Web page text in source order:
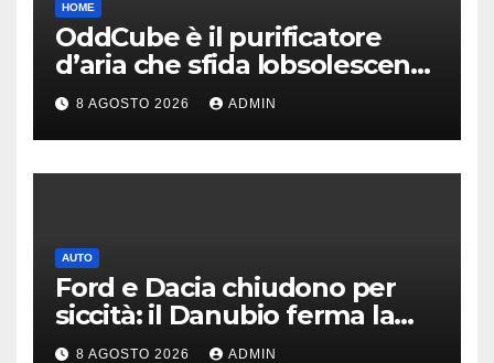
HOME
OddCube è il purificatore
d’aria che sfida lobsolescenza
programmata
8 AGOSTO 2026 ADMIN
AUTO
Ford e Dacia chiudono per
siccità: il Danubio ferma la
produzione auto
8 AGOSTO 2026 ADMIN